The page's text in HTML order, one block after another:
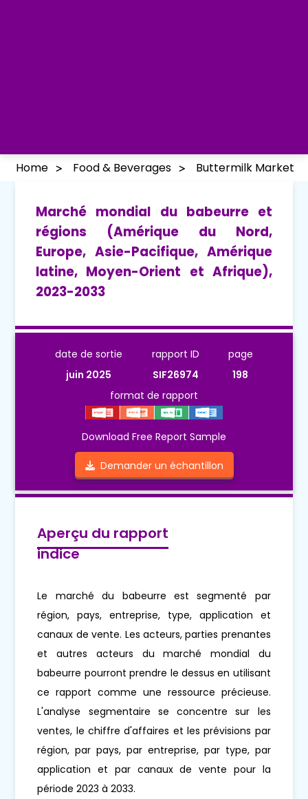
Home Food & Beverages Buttermilk Market
Marché mondial du babeurre et
régions (Amérique du Nord,
Europe, Asie-Pacifique, Amérique
latine, Moyen-Orient et Afrique),
2023-2033
date de sortie
juin 2025
rapport ID
SIF26974
page
198
format de rapport
Download Free Report Sample
Demander un échantillon
Aperçu du rapport
indice
Le marché du babeurre est segmenté par
région, pays, entreprise, type, application et
canaux de vente. Les acteurs, parties prenantes
et autres acteurs du marché mondial du
babeurre pourront prendre le dessus en utilisant
ce rapport comme une ressource précieuse.
L'analyse segmentaire se concentre sur les
ventes, le chiffre d'affaires et les prévisions par
région, par pays, par entreprise, par type, par
application et par canaux de vente pour la
période 2023 à 2033.